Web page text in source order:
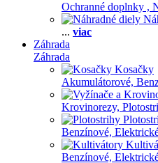
Ochranné doplnky ,
... viac
Záhrada
Záhrada
Kosačky
Akumulátorové,
Krovinorezy,
Benzínové,
Benzínové,